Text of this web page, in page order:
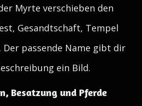
Myrte verschieben den
Gesandtschaft, Tempel
Der passende Name gibt dir
ein Bild.
Besatzung und Pferde